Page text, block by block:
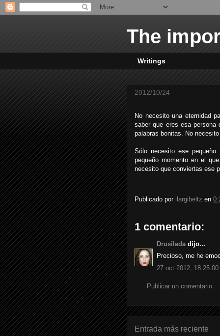
The
Writings
2012/10/24
No necesito una eternidad
saber que eres esa
palabras bonitas. No
Sólo necesito ese
pequeño momento en el
necesito que conviertas ese
Publicado por ilargibeltz en
1 comentario:
Drusilada dijo...
Precioso, me he
27 oct 2012, 18:25:00
Publicar un comentario
Entrada más reciente